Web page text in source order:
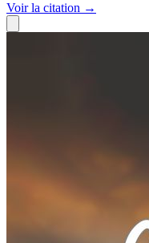
Voirla citation →